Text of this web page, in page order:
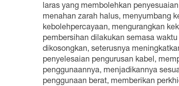
laras yang membolehkan
menahan zarah halus, menyumbang
kebolehpercayaan, mengurangkan
pembersihan dilakukan semasa
dikosongkan, seterusnya
penyelesaian pengurusan kabel,
penggunaannya, menjadikannya
penggunaan berat, memberikan